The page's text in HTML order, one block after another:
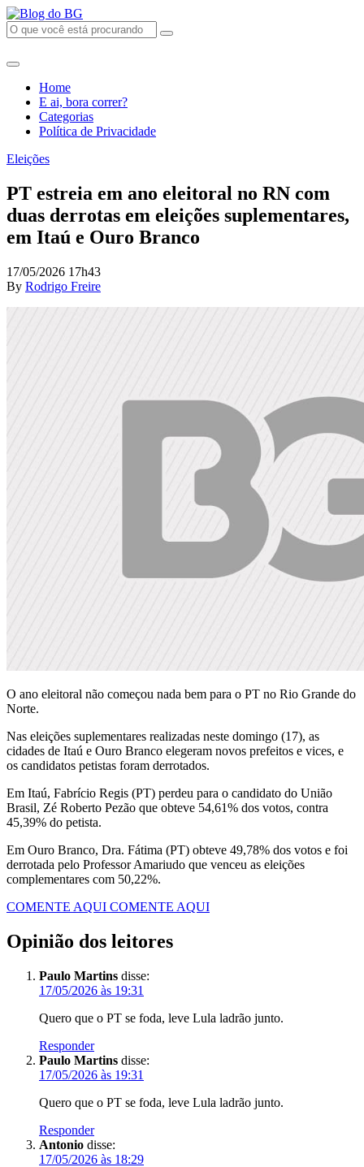
Home
E ai, bora correr?
Categorias
Política de Privacidade
Eleições
PT estreia em ano eleitoral no RN com
duas derrotas em eleições suplementares,
em Itaú e Ouro Branco
17/05/2026 17h43
By Rodrigo Freire
O ano eleitoral não começou nada bem para o PT no Rio Grande do
Norte.
Nas eleições suplementares realizadas neste domingo (17), as
cidades de Itaú e Ouro Branco elegeram novos prefeitos e vices, e
os candidatos petistas foram derrotados.
Em Itaú, Fabrício Regis (PT) perdeu para o candidato do União
Brasil, Zé Roberto Pezão que obteve 54,61% dos votos, contra
45,39% do petista.
Em Ouro Branco, Dra. Fátima (PT) obteve 49,78% dos votos e foi
derrotada pelo Professor Amariudo que venceu as eleições
complementares com 50,22%.
COMENTE AQUI COMENTE AQUI
Opinião dos leitores
Paulo Martins disse:
17/05/2026 às 19:31
Quero que o PT se foda, leve Lula ladrão junto.
Responder
Paulo Martins disse:
17/05/2026 às 19:31
Quero que o PT se foda, leve Lula ladrão junto.
Responder
Antonio disse:
17/05/2026 às 18:29